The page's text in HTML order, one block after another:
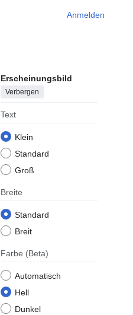
Anmelden
Erscheinungsbild
Verbergen
Text
Klein
Standard
Groß
Breite
Standard
Breit
Farbe (Beta)
Automatisch
Hell
Dunkel